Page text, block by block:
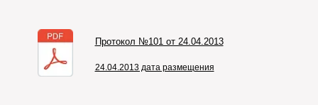
Протокол №101 от 24.04.2013
24.04.2013 дата размещения